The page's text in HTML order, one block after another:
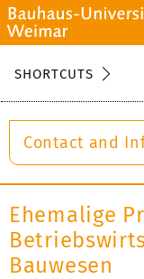
SHORTCUTS
Contact and
Ehemalige
Bauwesen